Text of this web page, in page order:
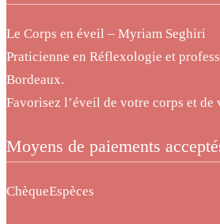
Le Corps en éveil – Myriam Seghiri
Praticienne en Réflexologie et
Bordeaux.
Favorisez l’éveil de votre corps et de
Moyens de paiements
ChèqueEspèces